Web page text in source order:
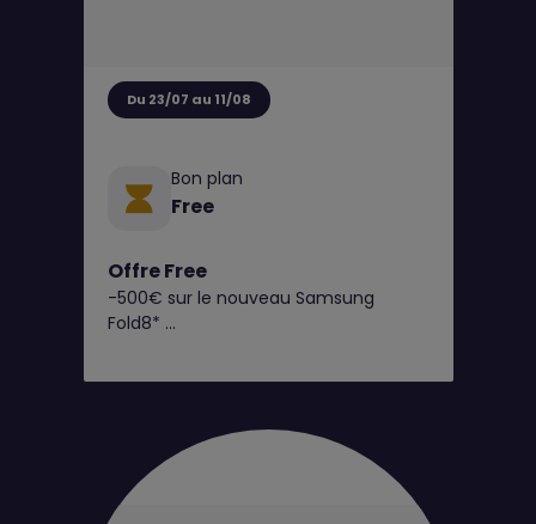
Du 23/07 au 11/08
Bon plan
Free
Offre Free
-500€ sur le nouveau Samsung
Fold8*